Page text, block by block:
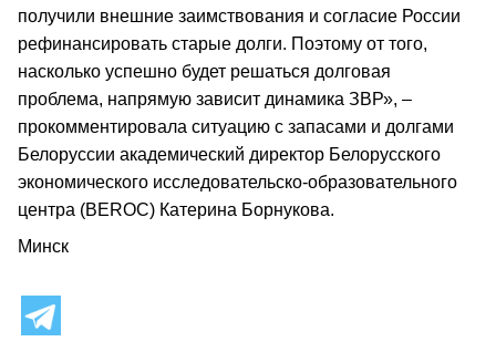
получили внешние заимствования и согласие России
рефинансировать старые долги. Поэтому от того,
насколько успешно будет решаться долговая
проблема, напрямую зависит динамика ЗВР», –
прокомментировала ситуацию с запасами и долгами
Белоруссии академический директор Белорусского
экономического исследовательско-образовательного
центра (BEROC) Катерина Борнукова.
Минск